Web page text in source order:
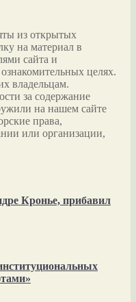
из открытых
на материал в
сайта и
целях.
владельцам.
за содержание
на нашем сайте
права,
или организации,
Кронье, прибавил